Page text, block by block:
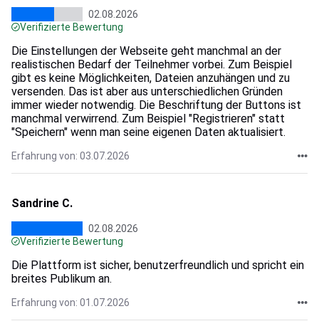
02.08.2026
Verifizierte Bewertung
Die Einstellungen der Webseite geht manchmal an der
realistischen Bedarf der Teilnehmer vorbei. Zum Beispiel
gibt es keine Möglichkeiten, Dateien anzuhängen und zu
versenden. Das ist aber aus unterschiedlichen Gründen
immer wieder notwendig. Die Beschriftung der Buttons ist
manchmal verwirrend. Zum Beispiel "Registrieren" statt
"Speichern" wenn man seine eigenen Daten aktualisiert.
Erfahrung von: 03.07.2026
Sandrine C.
02.08.2026
Verifizierte Bewertung
Die Plattform ist sicher, benutzerfreundlich und spricht ein
breites Publikum an.
Erfahrung von: 01.07.2026